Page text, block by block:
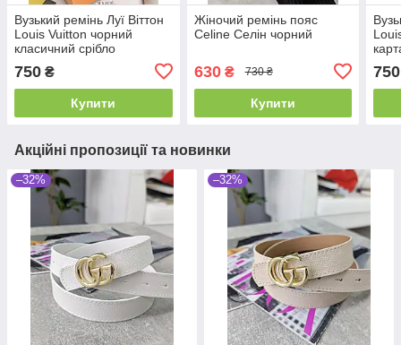
Вузький ремінь Луї Віттон
Louis Vuitton чорний
класичний срібло
750 ₴
Купити
Жіночий ремінь пояс
Celine Селін чорний
630₴ 730 ₴
Купити
750
Акційні пропозиції та новинки
–32% –32%